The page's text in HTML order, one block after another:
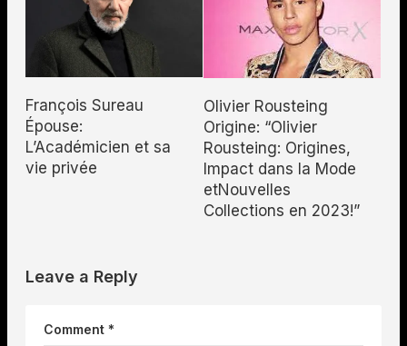
François Sureau
Épouse:
L’Académicien et sa
vie privée
Olivier Rousteing
Origine: “Olivier
Rousteing: Origines,
Impact dans la Mode
etNouvelles
Collections en 2023!”
Leave a Reply
Comment *